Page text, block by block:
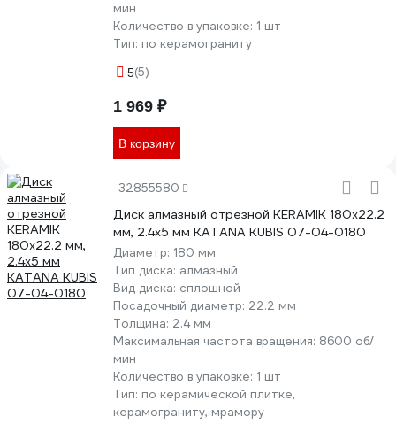
мин
Количество в упаковке: 1 шт
Тип: по керамограниту
5(5)
1 969 ₽
В корзину
32855580
Диск алмазный отрезной KERAMIK 180х22.2
мм, 2.4х5 мм KATANA KUBIS 07-04-0180
Диаметр: 180 мм
Тип диска: алмазный
Вид диска: сплошной
Посадочный диаметр: 22.2 мм
Толщина: 2.4 мм
Максимальная частота вращения: 8600 об/
мин
Количество в упаковке: 1 шт
Тип: по керамической плитке,
керамограниту, мрамору